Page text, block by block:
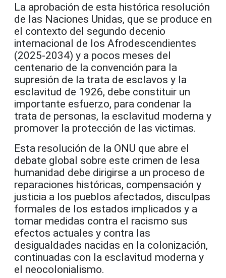
La aprobación de esta histórica resolución
de las Naciones Unidas, que se produce en
el contexto del segundo decenio
internacional de los Afrodescendientes
(2025-2034) y a pocos meses del
centenario de la convención para la
supresión de la trata de esclavos y la
esclavitud de 1926, debe constituir un
importante esfuerzo, para condenar la
trata de personas, la esclavitud moderna y
promover la protección de las victimas.
Esta resolución de la ONU que abre el
debate global sobre este crimen de lesa
humanidad debe dirigirse a un proceso de
reparaciones históricas, compensación y
justicia a los pueblos afectados, disculpas
formales de los estados implicados y a
tomar medidas contra el racismo sus
efectos actuales y contra las
desigualdades nacidas en la colonización,
continuadas con la esclavitud moderna y
el neocolonialismo.